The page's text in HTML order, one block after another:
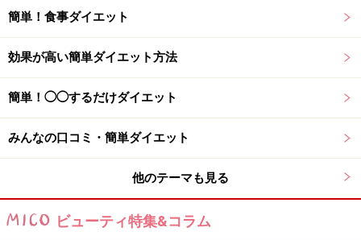
簡単！食事ダイエット
効果が高い簡単ダイエット方法
簡単！◯◯するだけダイエット
みんなの口コミ・簡単ダイエット
他のテーマも見る
ビューティ特集&コラム